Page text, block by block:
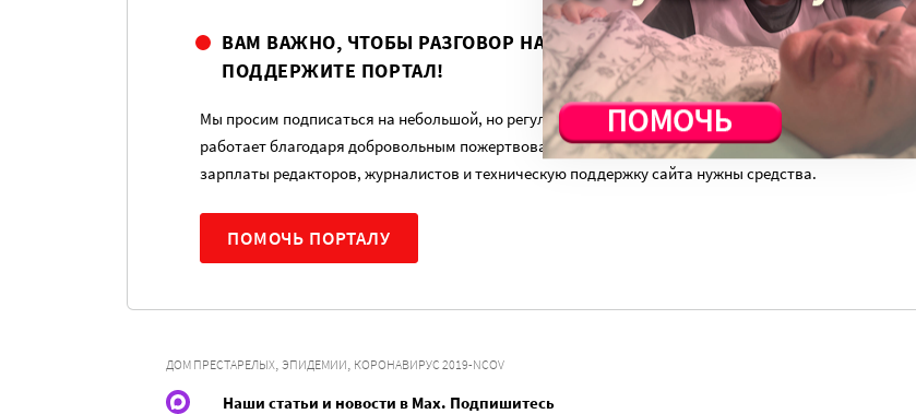
ВАМ ВАЖНО, ЧТОБЫ РАЗГОВОР НА ЭТУ ТЕМУ ПРОДОЛЖИЛСЯ?
ПОДДЕРЖИТЕ ПОРТАЛ!
Мы просим подписаться на небольшой, но регулярный платеж в пользу нашего сайта. Милосердие.ru
работает благодаря добровольным пожертвованиям наших читателей. На командировки, съемки,
зарплаты редакторов, журналистов и техническую поддержку сайта нужны средства.
ПОМОЧЬ ПОРТАЛУ
ДОМ ПРЕСТАРЕЛЫХ, ЭПИДЕМИИ, КОРОНАВИРУС 2019-NCOV
Наши статьи и новости в Max. Подпишитесь